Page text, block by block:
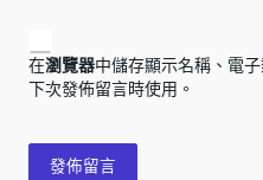
在瀏覽器中儲存顯示名稱、電
下次發佈留言時使用。